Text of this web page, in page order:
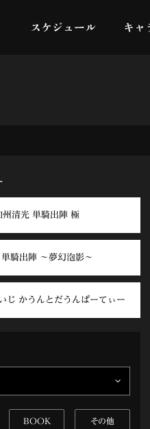
ーイング
スケジュール キャ
州清光 単騎出陣 極
騎出陣 ～夢幻泡影～
じ かうんとだうんぱーてぃー
BOOK その他